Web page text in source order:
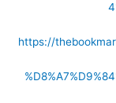
https://